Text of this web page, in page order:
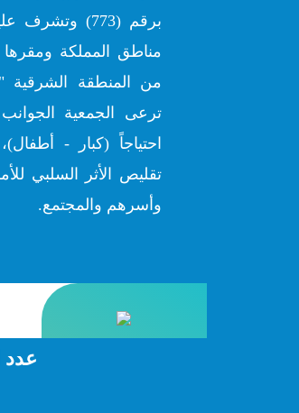
برقم (773)
مناطق المملكة ومقرها
من المنطقة الشرقية
ترعى الجمعية
احتياجاً (كبار -
تقليص الأثر السلبي
وأسرهم والمجتمع.
عدد